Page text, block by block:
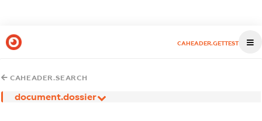
CAHEADER.GETTEST
CAHEADER.SEARCH
document.dossier